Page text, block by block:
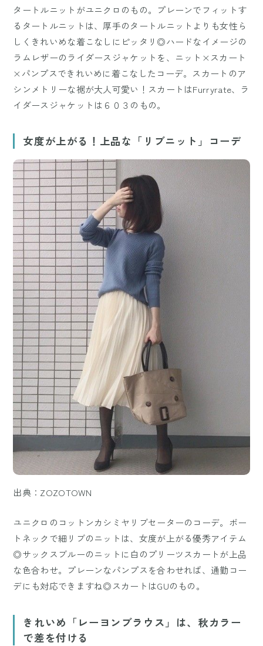
タートルニットがユニクロのもの。プレーンでフィットす
るタートルニットは、厚手のタートルニットよりも女性ら
しくきれいめな着こなしにピッタリ◎ハードなイメージの
ラムレザーのライダースジャケットを、ニット×スカート
×パンプスできれいめに着こなしたコーデ。スカートのア
シンメトリーな裾が大人可愛い！スカートはFurryrate、ラ
イダースジャケットは６０３のもの。
女度が上がる！上品な「リブニット」コーデ
出典：ZOZOTOWN
ユニクロのコットンカシミヤリブセーターのコーデ。ボー
トネックで細リブのニットは、女度が上がる優秀アイテム
◎サックスブルーのニットに白のプリーツスカートが上品
な色合わせ。プレーンなパンプスを合わせれば、通勤コー
デにも対応できますね◎スカートはGUのもの。
きれいめ「レーヨンブラウス」は、秋カラー
で差を付ける